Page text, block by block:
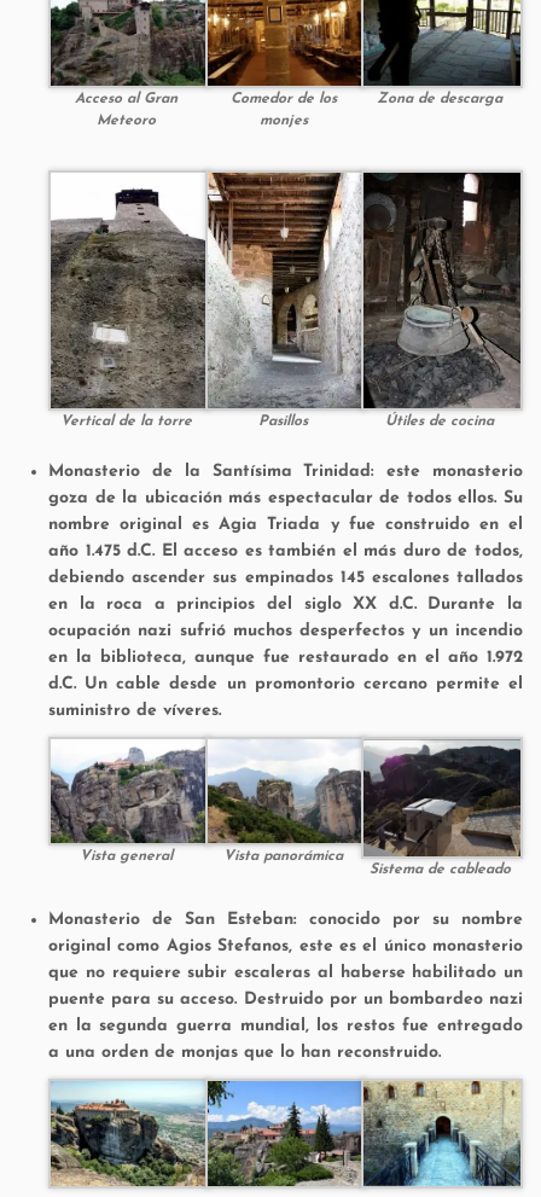
Acceso al Gran
Meteoro
Comedor de los
monjes
Zona de descarga
Vertical de la torre Pasillos Útiles de cocina
Monasterio de la Santísima Trinidad: este monasterio
goza de la ubicación más espectacular de todos ellos. Su
nombre original es Agia Triada y fue construido en el
año 1.475 d.C. El acceso es también el más duro de todos,
debiendo ascender sus empinados 145 escalones tallados
en la roca a principios del siglo XX d.C. Durante la
ocupación nazi sufrió muchos desperfectos y un incendio
en la biblioteca, aunque fue restaurado en el año 1.972
d.C. Un cable desde un promontorio cercano permite el
suministro de víveres.
Vista general
Vista panorámica
Sistema de cableado
Monasterio de San Esteban: conocido por su nombre
original como Agios Stefanos, este es el único monasterio
que no requiere subir escaleras al haberse habilitado un
puente para su acceso. Destruido por un bombardeo nazi
en la segunda guerra mundial, los restos fue entregado
a una orden de monjas que lo han reconstruido.